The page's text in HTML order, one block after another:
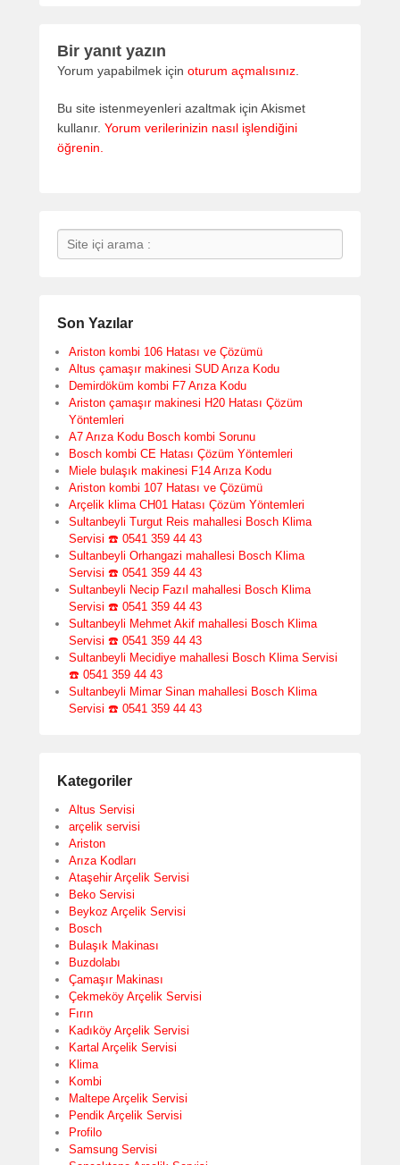
Bir yanıt yazın
Yorum yapabilmek için oturum açmalısınız
Bu site istenmeyenleri azaltmak için Akismet
kullanır. Yorum verilerinizin nasıl işlendiğini
öğrenin.
Search
Son Yazılar
Ariston kombi 106 Hatası ve Çözümü
Altus çamaşır makinesi SUD Arıza Kodu
Demirdöküm kombi F7 Arıza Kodu
Ariston çamaşır makinesi H20 Hatası Çözüm
Yöntemleri
A7 Arıza Kodu Bosch kombi Sorunu
Bosch kombi CE Hatası Çözüm Yöntemleri
Miele bulaşık makinesi F14 Arıza Kodu
Ariston kombi 107 Hatası ve Çözümü
Arçelik klima CH01 Hatası Çözüm Yöntemleri
Sultanbeyli Turgut Reis mahallesi Bosch Klima
Servisi ☎️ 0541 359 44 43
Sultanbeyli Orhangazi mahallesi Bosch Klima
Servisi ☎️ 0541 359 44 43
Sultanbeyli Necip Fazıl mahallesi Bosch Klima
Servisi ☎️ 0541 359 44 43
Sultanbeyli Mehmet Akif mahallesi Bosch Klima
Servisi ☎️ 0541 359 44 43
Sultanbeyli Mecidiye mahallesi Bosch Klima Servisi
☎️ 0541 359 44 43
Sultanbeyli Mimar Sinan mahallesi Bosch Klima
Servisi ☎️ 0541 359 44 43
Kategoriler
Altus Servisi
arçelik servisi
Ariston
Arıza Kodları
Ataşehir Arçelik Servisi
Beko Servisi
Beykoz Arçelik Servisi
Bosch
Bulaşık Makinası
Buzdolabı
Çamaşır Makinası
Çekmeköy Arçelik Servisi
Fırın
Kadıköy Arçelik Servisi
Kartal Arçelik Servisi
Klima
Kombi
Maltepe Arçelik Servisi
Pendik Arçelik Servisi
Profilo
Samsung Servisi